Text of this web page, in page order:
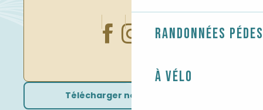
Randonnées
À vélo
Télécharger nos brochures